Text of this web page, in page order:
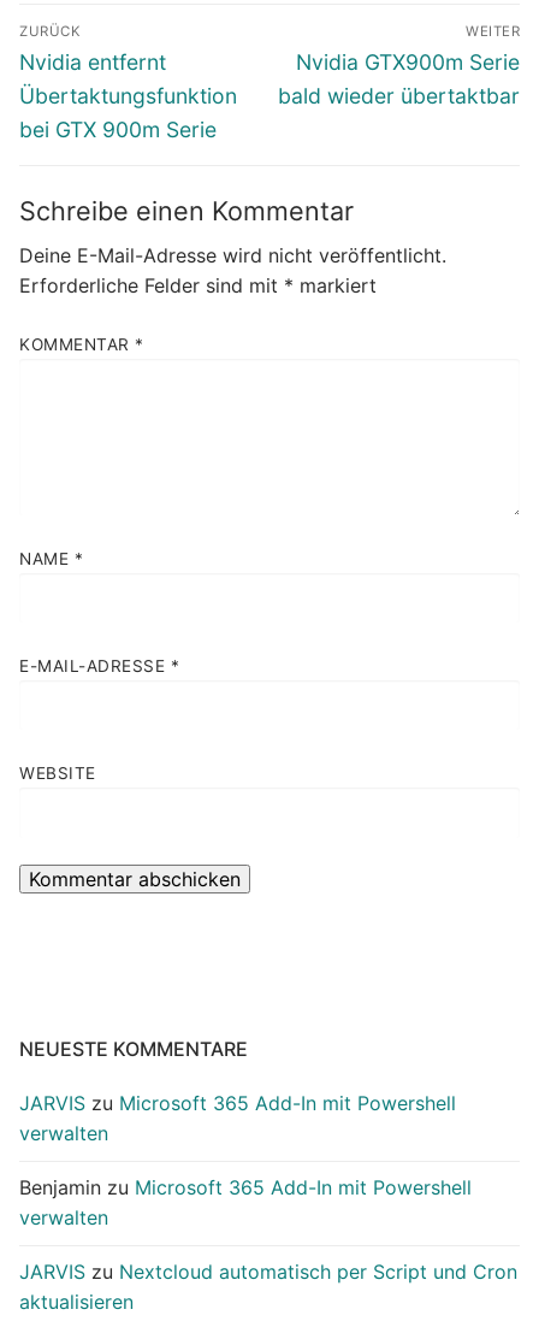
Beitragsnavigation
ZURÜCK
Vorheriger
Beitrag:
Nvidia entfernt
Übertaktungsfunktion
bei GTX 900m Serie
WEITER
Nächster
Beitrag:
Nvidia GTX900m Serie
bald wieder übertaktbar
Schreibe einen Kommentar
Deine E-Mail-Adresse wird nicht veröffentlicht.
Erforderliche Felder sind mit * markiert
KOMMENTAR *
NAME *
E-MAIL-ADRESSE *
WEBSITE
NEUESTE KOMMENTARE
JARVIS zu Microsoft 365 Add-In mit Powershell
verwalten
Benjamin zu Microsoft 365 Add-In mit Powershell
verwalten
JARVIS zu Nextcloud automatisch per Script und Cron
aktualisieren